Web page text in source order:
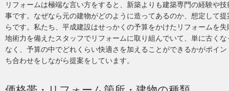
リフォームは極端な言い方をすると、新築よりも建築専門の経験や
事です。なぜなら元の建物がどのように造ってあるのか、想定して
らです。私たち、平成建設はせっかくの予算をかけたリフォームを
地術力を備えたスタッフでリフォームに取り組んでいて、単に古く
なく、予算の中でどれくらい快適さを加えることができるかがポイ
ち合わせをしながら提案をしています。